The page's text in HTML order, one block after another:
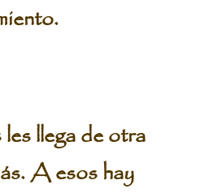
llega de otra
A esos hay